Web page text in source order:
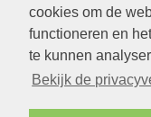
cookies om de
functioneren en
te kunnen
Bekijk de
Volg ons op: